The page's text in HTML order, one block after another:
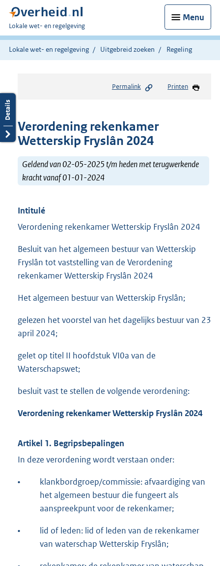
Menu
U
bent
hier:
Lokale wet- en regelgeving
Lokale wet- en regelgeving Uitgebreid zoeken Regeling
Permalink Printen
Verordening rekenkamer
Wetterskip Fryslân 2024
Geldend van 02-05-2025 t/m heden met terugwerkende
kracht vanaf 01-01-2024
Intitulé
Verordening rekenkamer Wetterskip Fryslân 2024
Besluit van het algemeen bestuur van Wetterskip
Fryslân tot vaststelling van de Verordening
rekenkamer Wetterskip Fryslân 2024
Het algemeen bestuur van Wetterskip Fryslân;
gelezen het voorstel van het dagelijks bestuur van 23
april 2024;
gelet op titel II hoofdstuk VI0a van de
Waterschapswet;
besluit vast te stellen de volgende verordening:
Verordening rekenkamer Wetterskip Fryslân 2024
Artikel 1. Begripsbepalingen
In deze verordening wordt verstaan onder:
•
klankbordgroep/commissie: afvaardiging van
het algemeen bestuur die fungeert als
aanspreekpunt voor de rekenkamer;
•
lid of leden: lid of leden van de rekenkamer
van waterschap Wetterskip Fryslân;